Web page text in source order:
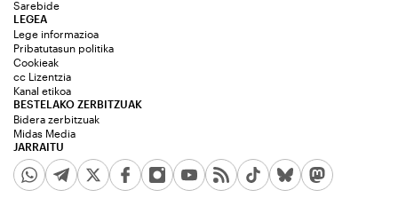
Sarebide
JARRAITU
LEGEA
Lege informazioa
Pribatutasun politika
Cookieak
cc Lizentzia
Kanal etikoa
BESTELAKO ZERBITZUAK
Bidera zerbitzuak
Midas Media